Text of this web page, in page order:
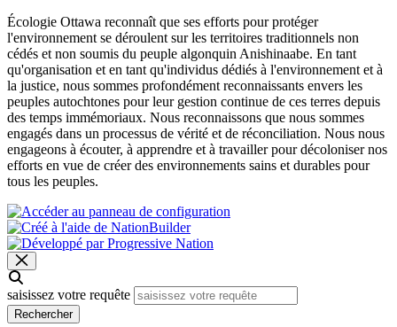
Écologie Ottawa reconnaît que ses efforts pour protéger
l'environnement se déroulent sur les territoires traditionnels non
cédés et non soumis du peuple algonquin Anishinaabe. En tant
qu'organisation et en tant qu'individus dédiés à l'environnement et à
la justice, nous sommes profondément reconnaissants envers les
peuples autochtones pour leur gestion continue de ces terres depuis
des temps immémoriaux. Nous reconnaissons que nous sommes
engagés dans un processus de vérité et de réconciliation. Nous nous
engageons à écouter, à apprendre et à travailler pour décoloniser nos
efforts en vue de créer des environnements sains et durables pour
tous les peuples.
saisissez votre requête
Rechercher